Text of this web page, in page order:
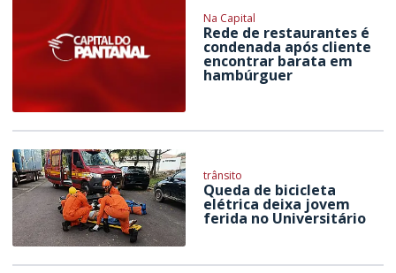
Na Capital
Rede de restaurantes é
condenada após cliente
encontrar barata em
hambúrguer
trânsito
Queda de bicicleta
elétrica deixa jovem
ferida no Universitário